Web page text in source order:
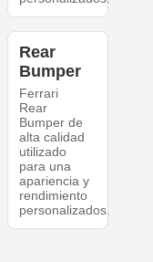
Rear
Bumper
Ferrari
Rear
Bumper de
alta calidad
utilizado
para una
apariencia y
rendimiento
personalizados.